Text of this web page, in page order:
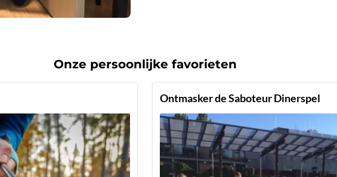
Onze persoonlijke favorieten
Ontmasker de Saboteur Dinerspel